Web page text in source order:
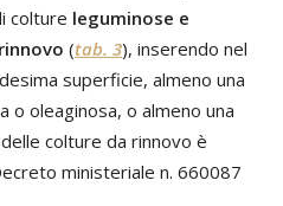
colture leguminose e
(tab. 3), inserendo nel
superficie, almeno una
o oleaginosa, o almeno una
colture da rinnovo è
ministeriale n. 660087